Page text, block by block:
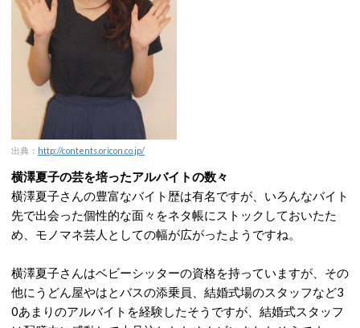
出典： http://contents.oricon.co.jp/
横澤夏子の芸を培ったアルバイトの数々
横澤夏子さんの豊富なバイト歴は有名ですが、いろんなバイト
先で出会った個性的な面々をネタ帳にストックしておいたた
め、モノマネ芸人としての幅が広がったようですね。
横澤夏子さんはベビーシッターの資格を持っていますが、その
他にうどん屋やはとバスの添乗員、結婚式場のスタッフなど3
0あまりのアルバイトを経験したそうですが、結婚式スタッフ